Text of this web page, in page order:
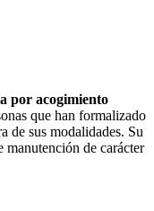
por acogimiento
que han formalizado
de sus modalidades. Su
manutención de carácter